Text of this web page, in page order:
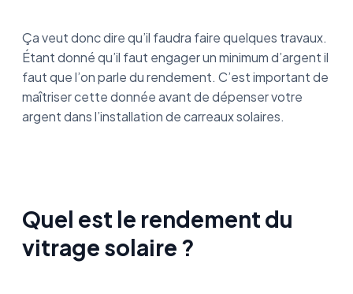
Ça veut donc dire qu’il faudra faire quelques travaux.
Étant donné qu’il faut engager un minimum d’argent il
faut que l’on parle du rendement. C’est important de
maîtriser cette donnée avant de dépenser votre
argent dans l’installation de carreaux solaires.
Quel est le rendement du
vitrage solaire ?